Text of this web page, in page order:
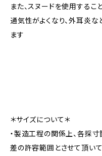
また、スヌードを使用するこ
通気性がよくなり、外耳炎
ます
＊サイズについて＊
・製造工程の関係上、各採
差の許容範囲とさせて頂いて